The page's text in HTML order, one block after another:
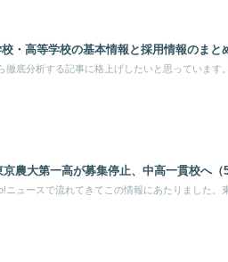
校・高等学校の基本情報と採用情報のまと
徹底分析する記事に格上げしたいと思っています
京農大第一高が募集停止、中高一貫校へ（
ニュースで流れてきてこの情報にあたりました